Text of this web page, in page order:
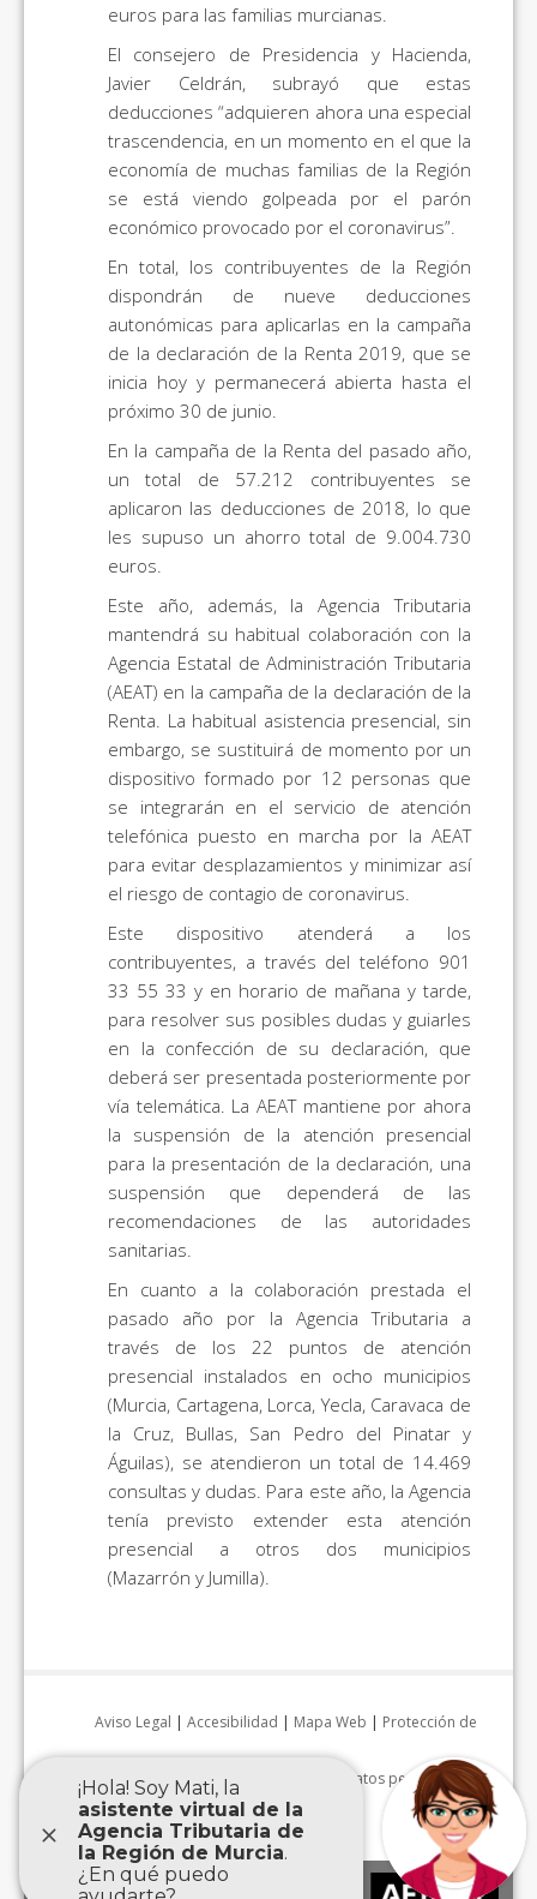
euros para las familias murcianas.
El consejero de Presidencia y Hacienda,
Javier Celdrán, subrayó que estas
deducciones “adquieren ahora una especial
trascendencia, en un momento en el que la
economía de muchas familias de la Región
se está viendo golpeada por el parón
económico provocado por el coronavirus”.
En total, los contribuyentes de la Región
dispondrán de nueve deducciones
autonómicas para aplicarlas en la campaña
de la declaración de la Renta 2019, que se
inicia hoy y permanecerá abierta hasta el
próximo 30 de junio.
En la campaña de la Renta del pasado año,
un total de 57.212 contribuyentes se
aplicaron las deducciones de 2018, lo que
les supuso un ahorro total de 9.004.730
euros.
Este año, además, la Agencia Tributaria
mantendrá su habitual colaboración con la
Agencia Estatal de Administración Tributaria
(AEAT) en la campaña de la declaración de la
Renta. La habitual asistencia presencial, sin
embargo, se sustituirá de momento por un
dispositivo formado por 12 personas que
se integrarán en el servicio de atención
telefónica puesto en marcha por la AEAT
para evitar desplazamientos y minimizar así
el riesgo de contagio de coronavirus.
Este dispositivo atenderá a los
contribuyentes, a través del teléfono 901
33 55 33 y en horario de mañana y tarde,
para resolver sus posibles dudas y guiarles
en la confección de su declaración, que
deberá ser presentada posteriormente por
vía telemática. La AEAT mantiene por ahora
la suspensión de la atención presencial
para la presentación de la declaración, una
suspensión que dependerá de las
recomendaciones de las autoridades
sanitarias.
En cuanto a la colaboración prestada el
pasado año por la Agencia Tributaria a
través de los 22 puntos de atención
presencial instalados en ocho municipios
(Murcia, Cartagena, Lorca, Yecla, Caravaca de
la Cruz, Bullas, San Pedro del Pinatar y
Águilas), se atendieron un total de 14.469
consultas y dudas. Para este año, la Agencia
tenía previsto extender esta atención
presencial a otros dos municipios
(Mazarrón y Jumilla).
Aviso Legal | Accesibilidad | Mapa Web | Protección de
datos personales|